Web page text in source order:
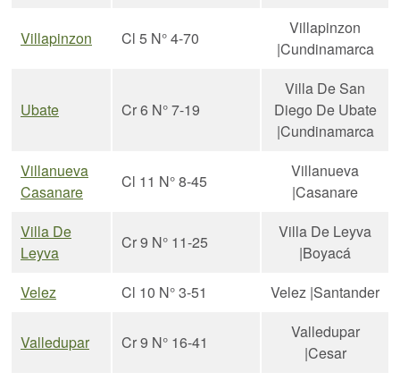
Villapinzon Cl 5 N° 4-70
Villapinzon
|Cundinamarca
Ubate Cr 6 N° 7-19
Villa De San
Diego De Ubate
|Cundinamarca
Villanueva
Casanare
Cl 11 N° 8-45
Villanueva
|Casanare
Villa De
Leyva
Cr 9 N° 11-25
Villa De Leyva
|Boyacá
Velez
Cl 10 N° 3-51 Velez |Santander
Valledupar Cr 9 N° 16-41
Valledupar
|Cesar